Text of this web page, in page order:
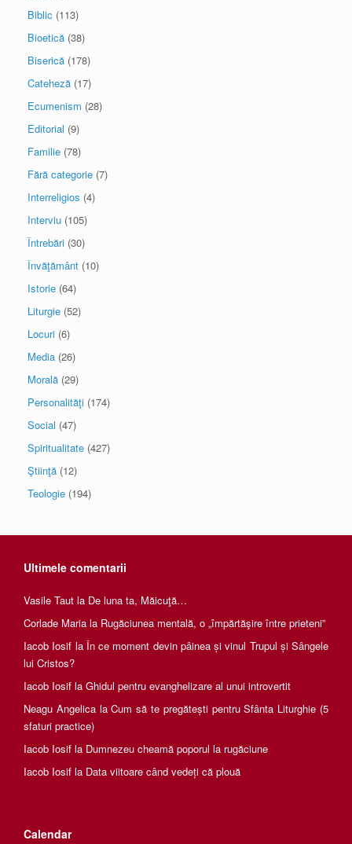
Biblic (113)
Bioetică (38)
Biserică (178)
Cateheză (17)
Ecumenism (28)
Editorial (9)
Familie (78)
Fără categorie (7)
Interreligios (4)
Interviu (105)
Întrebări (30)
Învăţământ (10)
Istorie (64)
Liturgie (52)
Locuri (6)
Media (26)
Morală (29)
Personalităţi (174)
Social (47)
Spiritualitate (427)
Ştiinţă (12)
Teologie (194)
Ultimele comentarii
Vasile Taut la De luna ta, Măicuţă…
Corlade Maria la Rugăciunea mentală, o „împărtăşire între prieteni”
Iacob Iosif la În ce moment devin pâinea și vinul Trupul și Sângele
lui Cristos?
Iacob Iosif la Ghidul pentru evanghelizare al unui introvertit
Neagu AngelicalaCum să te pregătești pentru Sfânta Liturghie (5
sfaturi practice)
Iacob Iosif la Dumnezeu cheamă poporul la rugăciune
Iacob Iosif la Data viitoare când vedeți că plouă
Calendar